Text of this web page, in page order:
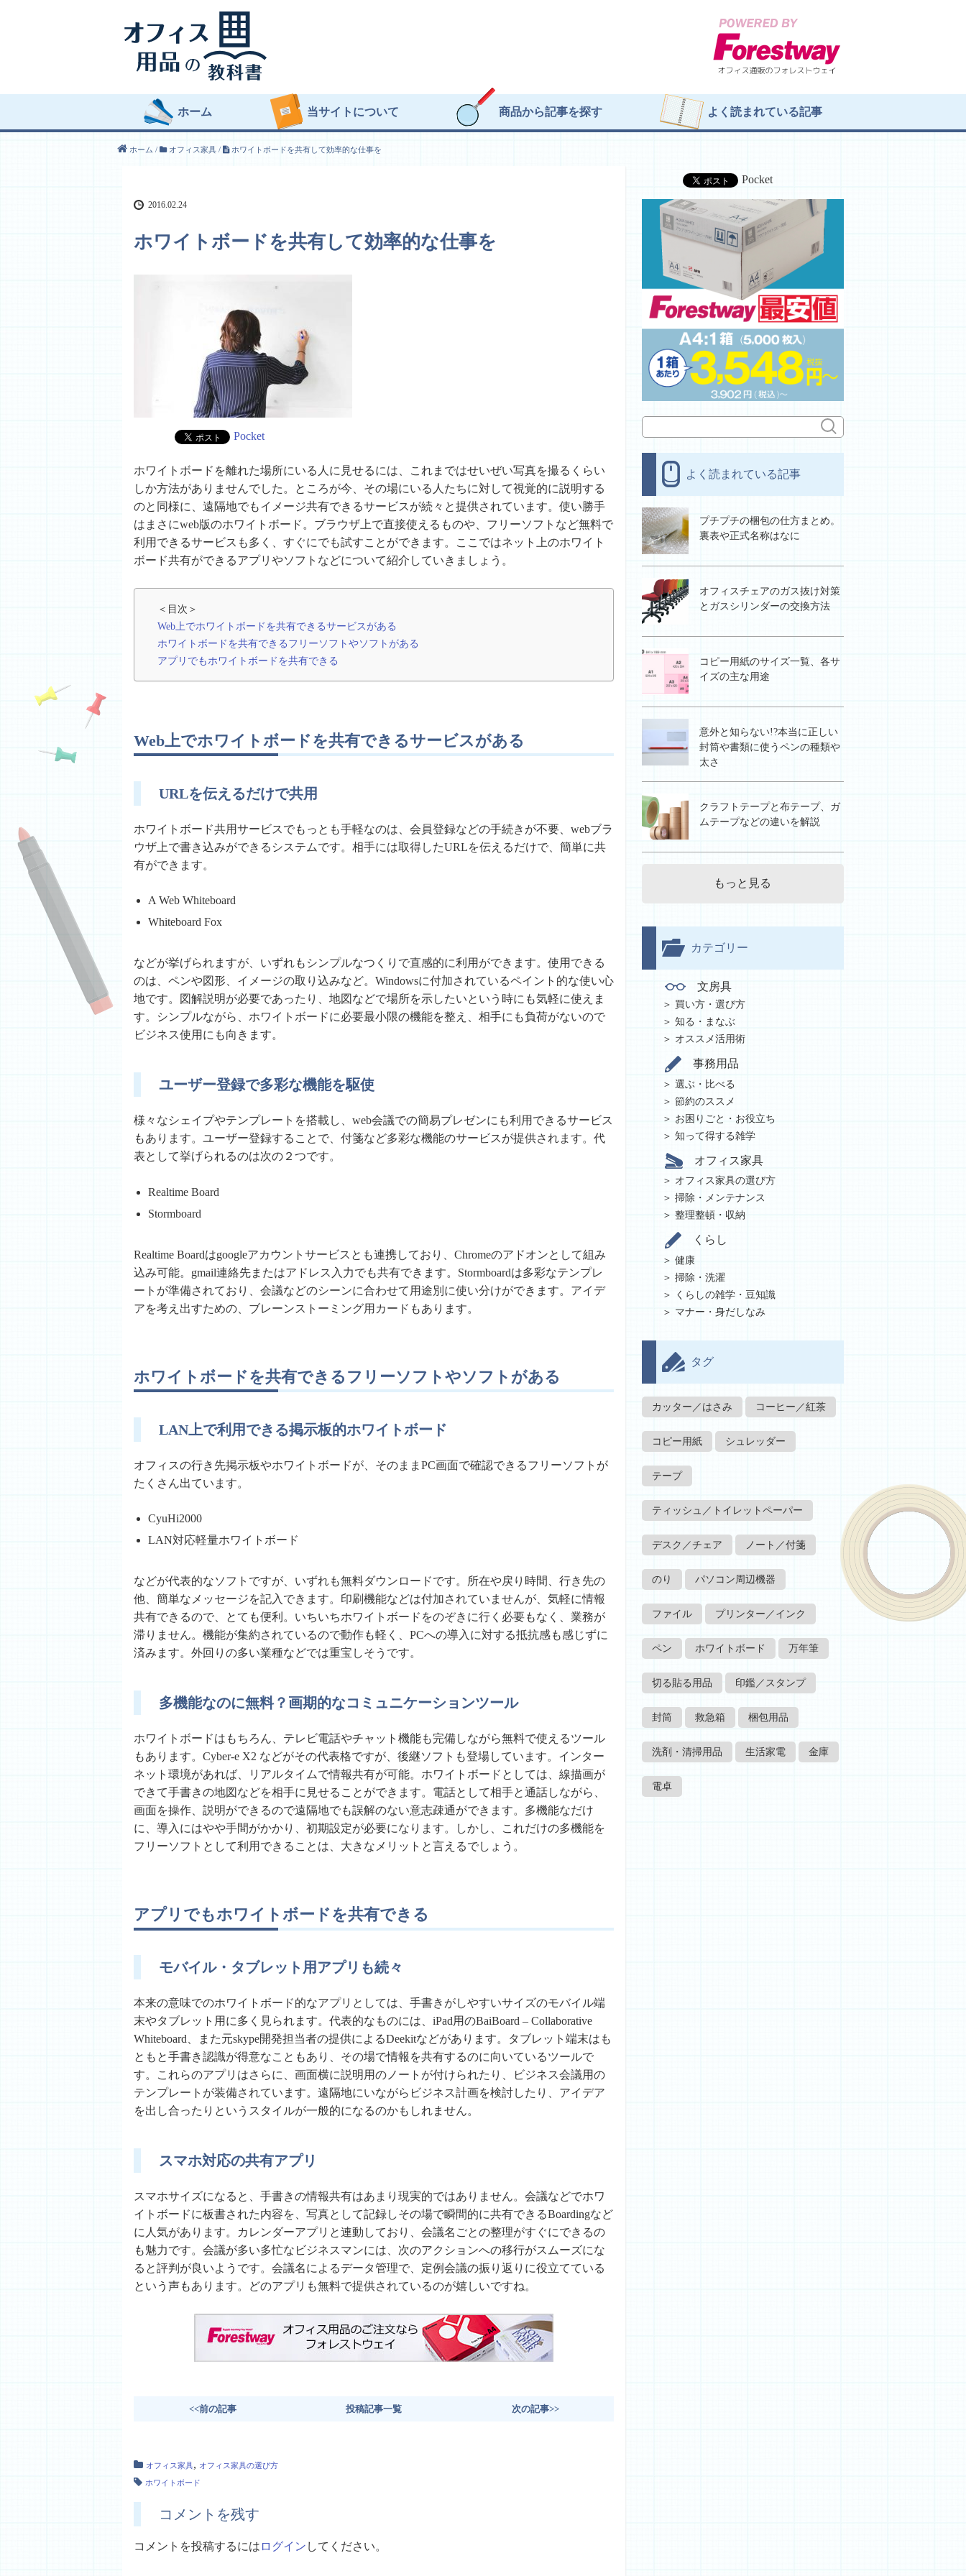
ホーム 当サイトについて 商品から記事を探す よく読まれている記事
ホーム / オフィス家具 / ホワイトボードを共有して効率的な仕事を
2016.02.24
ホワイトボードを共有して効率的な仕事を
Pocket
ホワイトボードを離れた場所にいる人に見せるには、これまではせいぜい写真を撮るくらい
しか方法がありませんでした。ところが今、その場にいる人たちに対して視覚的に説明する
のと同様に、遠隔地でもイメージ共有できるサービスが続々と提供されています。使い勝手
はまさにweb版のホワイトボード。ブラウザ上で直接使えるものや、フリーソフトなど無料で
利用できるサービスも多く、すぐにでも試すことができます。ここではネット上のホワイト
ボード共有ができるアプリやソフトなどについて紹介していきましょう。
＜目次＞
Web上でホワイトボードを共有できるサービスがある
ホワイトボードを共有できるフリーソフトやソフトがある
アプリでもホワイトボードを共有できる
Web上でホワイトボードを共有できるサービスがある
URLを伝えるだけで共用
ホワイトボード共用サービスでもっとも手軽なのは、会員登録などの手続きが不要、webブラ
ウザ上で書き込みができるシステムです。相手には取得したURLを伝えるだけで、簡単に共
有ができます。
A Web Whiteboard
Whiteboard Fox
などが挙げられますが、いずれもシンプルなつくりで直感的に利用ができます。使用できる
のは、ペンや図形、イメージの取り込みなど。Windowsに付加されているペイント的な使い心
地です。図解説明が必要であったり、地図などで場所を示したいという時にも気軽に使えま
す。シンプルながら、ホワイトボードに必要最小限の機能を整え、相手にも負荷がないので
ビジネス使用にも向きます。
ユーザー登録で多彩な機能を駆使
様々なシェイプやテンプレートを搭載し、web会議での簡易プレゼンにも利用できるサービス
もあります。ユーザー登録することで、付箋など多彩な機能のサービスが提供されます。代
表として挙げられるのは次の２つです。
Realtime Board
Stormboard
Realtime Boardはgoogleアカウントサービスとも連携しており、Chromeのアドオンとして組み
込み可能。gmail連絡先またはアドレス入力でも共有できます。Stormboardは多彩なテンプレ
ートが準備されており、会議などのシーンに合わせて用途別に使い分けができます。アイデ
アを考え出すための、ブレーンストーミング用カードもあります。
ホワイトボードを共有できるフリーソフトやソフトがある
LAN上で利用できる掲示板的ホワイトボード
オフィスの行き先掲示板やホワイトボードが、そのままPC画面で確認できるフリーソフトが
たくさん出ています。
CyuHi2000
LAN対応軽量ホワイトボード
などが代表的なソフトですが、いずれも無料ダウンロードです。所在や戻り時間、行き先の
他、簡単なメッセージを記入できます。印刷機能などは付加されていませんが、気軽に情報
共有できるので、とても便利。いちいちホワイトボードをのぞきに行く必要もなく、業務が
滞りません。機能が集約されているので動作も軽く、PCへの導入に対する抵抗感も感じずに
済みます。外回りの多い業種などでは重宝しそうです。
多機能なのに無料？画期的なコミュニケーションツール
ホワイトボードはもちろん、テレビ電話やチャット機能も完備しながら無料で使えるツール
もあります。Cyber-e X2 などがその代表格ですが、後継ソフトも登場しています。インター
ネット環境があれば、リアルタイムで情報共有が可能。ホワイトボードとしては、線描画が
できて手書きの地図などを相手に見せることができます。電話として相手と通話しながら、
画面を操作、説明ができるので遠隔地でも誤解のない意志疎通ができます。多機能なだけ
に、導入にはやや手間がかかり、初期設定が必要になります。しかし、これだけの多機能を
フリーソフトとして利用できることは、大きなメリットと言えるでしょう。
アプリでもホワイトボードを共有できる
モバイル・タブレット用アプリも続々
本来の意味でのホワイトボード的なアプリとしては、手書きがしやすいサイズのモバイル端
末やタブレット用に多く見られます。代表的なものには、iPad用のBaiBoard – Collaborative
Whiteboard、また元skype開発担当者の提供によるDeekitなどがあります。タブレット端末はも
ともと手書き認識が得意なこともあり、その場で情報を共有するのに向いているツールで
す。これらのアプリはさらに、画面横に説明用のノートが付けられたり、ビジネス会議用の
テンプレートが装備されています。遠隔地にいながらビジネス計画を検討したり、アイデア
を出し合ったりというスタイルが一般的になるのかもしれません。
スマホ対応の共有アプリ
スマホサイズになると、手書きの情報共有はあまり現実的ではありません。会議などでホワ
イトボードに板書された内容を、写真として記録しその場で瞬間的に共有できるBoardingなど
に人気があります。カレンダーアプリと連動しており、会議名ごとの整理がすぐにできるの
も魅力です。会議が多い多忙なビジネスマンには、次のアクションへの移行がスムーズにな
ると評判が良いようです。会議名によるデータ管理で、定例会議の振り返りに役立てている
という声もあります。どのアプリも無料で提供されているのが嬉しいですね。
<<前の記事 投稿記事一覧 次の記事>>
オフィス家具, オフィス家具の選び方
ホワイトボード
コメントを残す
コメントを投稿するには ログイン してください。
Pocket
よく読まれている記事
プチプチの梱包の仕方まとめ。
裏表や正式名称はなに
オフィスチェアのガス抜け対策
とガスシリンダーの交換方法
コピー用紙のサイズ一覧、各サ
イズの主な用途
意外と知らない!?本当に正しい
封筒や書類に使うペンの種類や
太さ
クラフトテープと布テープ、ガ
ムテープなどの違いを解説
もっと見る
カテゴリー
文房具
買い方・選び方
知る・まなぶ
オススメ活用術
事務用品
選ぶ・比べる
節約のススメ
お困りごと・お役立ち
知って得する雑学
オフィス家具
オフィス家具の選び方
掃除・メンテナンス
整理整頓・収納
くらし
健康
掃除・洗濯
くらしの雑学・豆知識
マナー・身だしなみ
タグ
カッター／はさみ コーヒー／紅茶
コピー用紙 シュレッダー
テープ
ティッシュ／トイレットペーパー
デスク／チェア ノート／付箋
のり パソコン周辺機器
ファイル プリンター／インク
ペン ホワイトボード 万年筆
切る貼る用品 印鑑／スタンプ
封筒 救急箱 梱包用品
洗剤・清掃用品 生活家電 金庫
電卓